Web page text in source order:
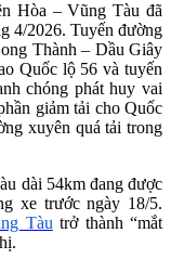
Hòa – Vũng Tàu đã
4/2026. Tuyến đường
Thành – Dầu Giây
Quốc lộ 56 và tuyến
chóng phát huy vai
giảm tải cho Quốc
xuyên quá tải trong
dài 54km đang được
xe trước ngày 18/5.
Tàutrở thành “mắt